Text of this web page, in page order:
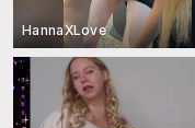
HannaXLove